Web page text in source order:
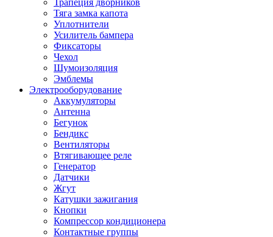
Трапеция дворников
Тяга замка капота
Уплотнители
Усилитель бампера
Фиксаторы
Чехол
Шумоизоляция
Эмблемы
Электрооборудование
Аккумуляторы
Антенна
Бегунок
Бендикс
Вентиляторы
Втягивающее реле
Генератор
Датчики
Жгут
Катушки зажигания
Кнопки
Компрессор кондиционера
Контактные группы